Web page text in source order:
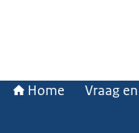
Home Vraag